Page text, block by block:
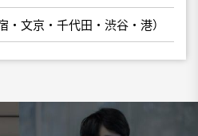
・文京・千代田・渋谷・港）